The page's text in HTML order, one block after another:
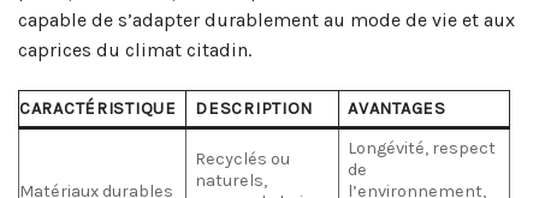
capable de s’adapter durablement au mode de vie et aux
caprices du climat citadin.
CARACTÉRISTIQUE DESCRIPTION AVANTAGES
Matériaux durables
Recyclés ou
naturels,
Longévité, respect
de
l’environnement,